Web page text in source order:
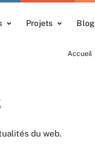
Projets Blog
Accueil
du web.